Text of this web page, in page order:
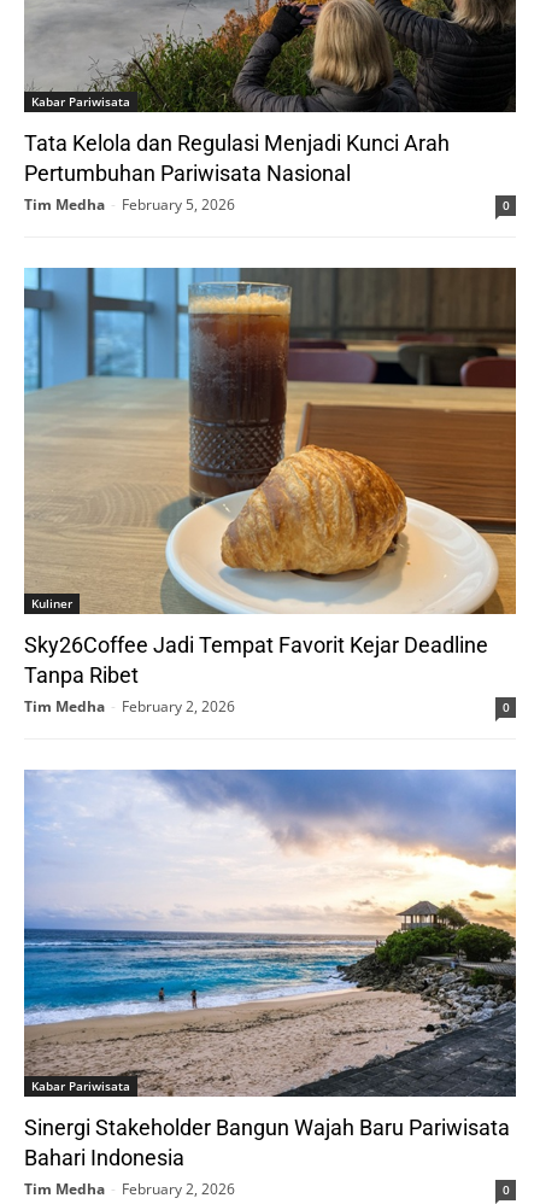
Kabar Pariwisata
Tata Kelola dan Regulasi Menjadi Kunci Arah
Pertumbuhan Pariwisata Nasional
Tim Medha - February 5, 2026 0
Kuliner
Sky26Coffee Jadi Tempat Favorit Kejar Deadline
Tanpa Ribet
Tim Medha - February 2, 2026 0
Kabar Pariwisata
Sinergi Stakeholder Bangun Wajah Baru Pariwisata
Bahari Indonesia
Tim Medha - February 2, 2026 0